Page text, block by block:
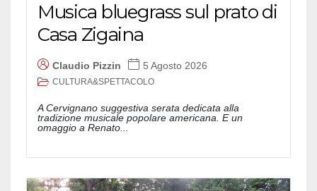
Musica bluegrass sul prato di
Casa Zigaina
Claudio Pizzin 5 Agosto 2026
CULTURA&SPETTACOLO
A Cervignano suggestiva serata dedicata alla
tradizione musicale popolare americana. E un
omaggio a Renato...